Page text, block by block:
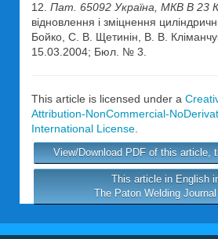
12. Пат. 65092 Україна, МКВ В 23
відновлення і зміцнення
Бойко, С. В. Щетинін, В. В.
15.03.2004; Бюл. № 3.
This article is licensed under a
Attribution-NonCommercial-
International License
View/Download PDF of this article,
This article in English
The Paton Welding